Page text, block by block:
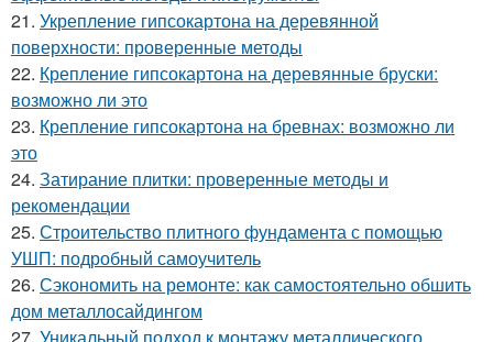
21. Укрепление гипсокартона на деревянной
поверхности: проверенные методы
22. Крепление гипсокартона на деревянные бруски:
возможно ли это
23. Крепление гипсокартона на бревнах: возможно ли
это
24. Затирание плитки: проверенные методы и
рекомендации
25. Строительство плитного фундамента с помощью
УШП: подробный самоучитель
26. Сэкономить на ремонте: как самостоятельно обшить
дом металлосайдингом